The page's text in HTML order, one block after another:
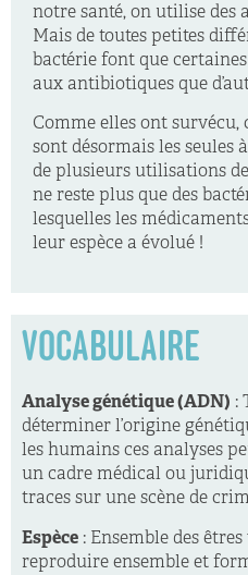
notre santé, on utilise des
Mais de toutes petites
bactérie font que
aux antibiotiques que
Comme elles ont survécu,
sont désormais les seules
de plusieurs utilisations
ne reste plus que des
lesquelles les
leur espèce a évolué !
VOCABULAIRE
Analyse génétique (ADN) :
déterminer l’origine
les humains ces analyses
un cadre médical ou
traces sur une scène de
Espèce : Ensemble des
reproduire ensemble et